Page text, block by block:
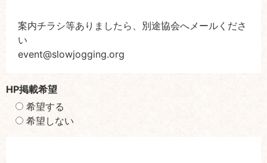
案内チラシ等ありましたら、別途協会へメールくださ
い
event@slowjogging.org
HP掲載希望
希望する
希望しない